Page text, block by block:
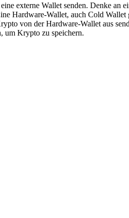
externe Wallet senden. Denke an
Hardware-Wallet, auch Cold Wallet
von der Hardware-Wallet aus
um Krypto zu speichern.